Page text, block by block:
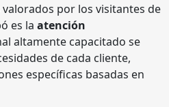
por los visitantes de
es la atención
altamente capacitado se
de cada cliente,
específicas basadas en